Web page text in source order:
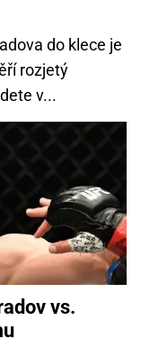
do klece je
rozjetý
v...
vs.